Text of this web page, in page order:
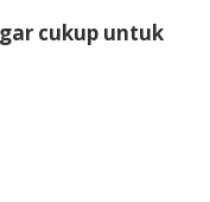
cukup untuk